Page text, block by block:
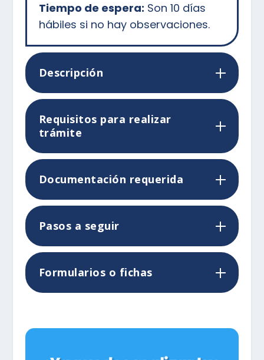
Tiempo de espera: Son 10 días
hábiles si no hay observaciones.
Descripción
Requisitos para realizar
trámite
Documentación requerida
Pasos a seguir
Formularios o fichas